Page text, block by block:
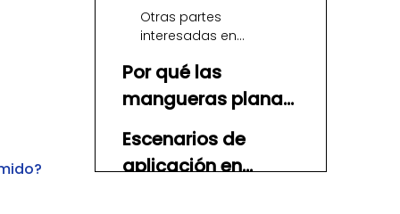
Otras partes
interesadas en
Por qué las
mangueras planas
de TPU son
importantes para el
aire comprimido
Escenarios de
aplicación en